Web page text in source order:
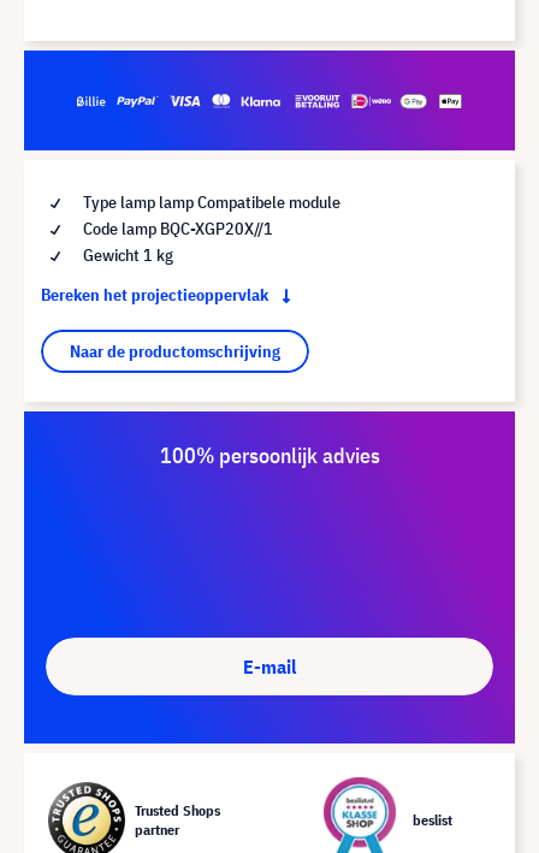
Type lamp lamp Compatibele module
Code lamp BQC-XGP20X//1
Gewicht 1 kg
Bereken het projectieoppervlak
Naar de productomschrijving
100% persoonlijk advies
E-mail
Trusted Shops
partner
beslist